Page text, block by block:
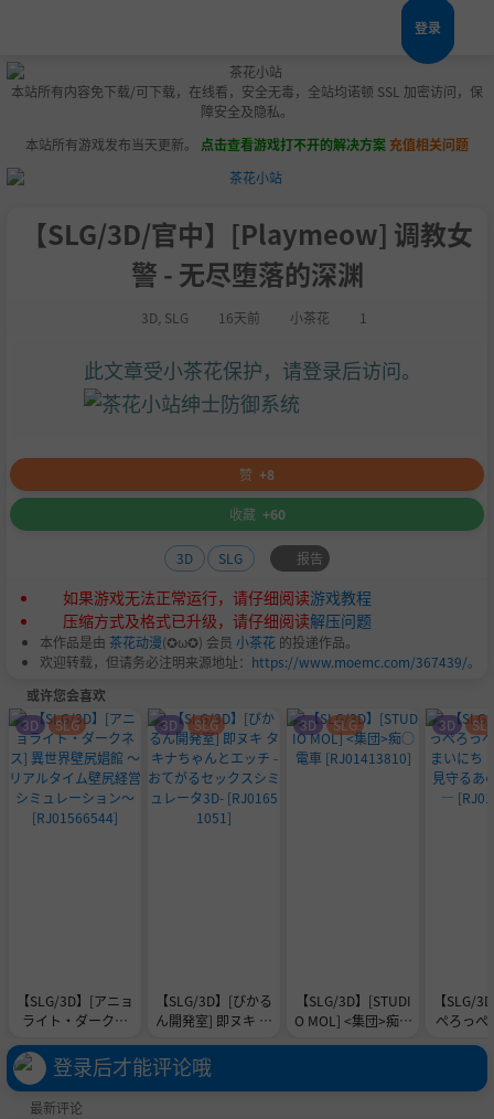
登录
本站所有内容免下载/可下载，在线看，安全无毒，全站均诺顿 SSL 加密访问，保
障安全及隐私。
本站所有游戏发布当天更新。 点击查看游戏打不开的解决方案充值相关问题
【SLG/3D/官中】[Playmeow] 调教女
警 - 无尽堕落的深渊
3D SLG 16天前 小茶花 1
此文章受小茶花保护，请登录后访问。
赞 +8
收藏 +60
3D SLG 报告
如果游戏无法正常运行，请仔细阅读游戏教程
压缩方式及格式已升级，请仔细阅读解压问题
本作品是由 茶花动漫(✪ω✪) 会员 小茶花 的投递作品。
欢迎转载，但请务必注明来源地址： https://www.moemc.com/367439/。
或许您会喜欢
【SLG/3D】[アニョ
ライト・ダークネ
〜リアルタイム壁尻
経営シミュレーショ
ン〜 [RJ01566544]
3D SLG
【SLG/3D】[ぴかる
ん開発室] 即ヌキ タ
-おてがるセックス
シミュレータ3D- [R
3D SLG
【SLG/3D】[STUDI
O MOL] <集団>痴○
3D SLG
【SLG/
ぺろっぺ
り見守
活 ―
3D
登录后才能评论哦
最新评论